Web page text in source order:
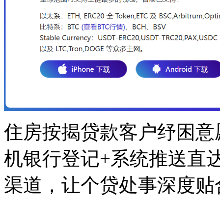
住房按揭贷款客户纾困
机银行登记+系统推送直
渠道，让个贷处事深度